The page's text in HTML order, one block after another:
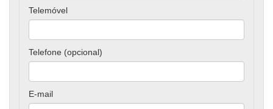
Telemóvel
Telefone (opcional)
E-mail